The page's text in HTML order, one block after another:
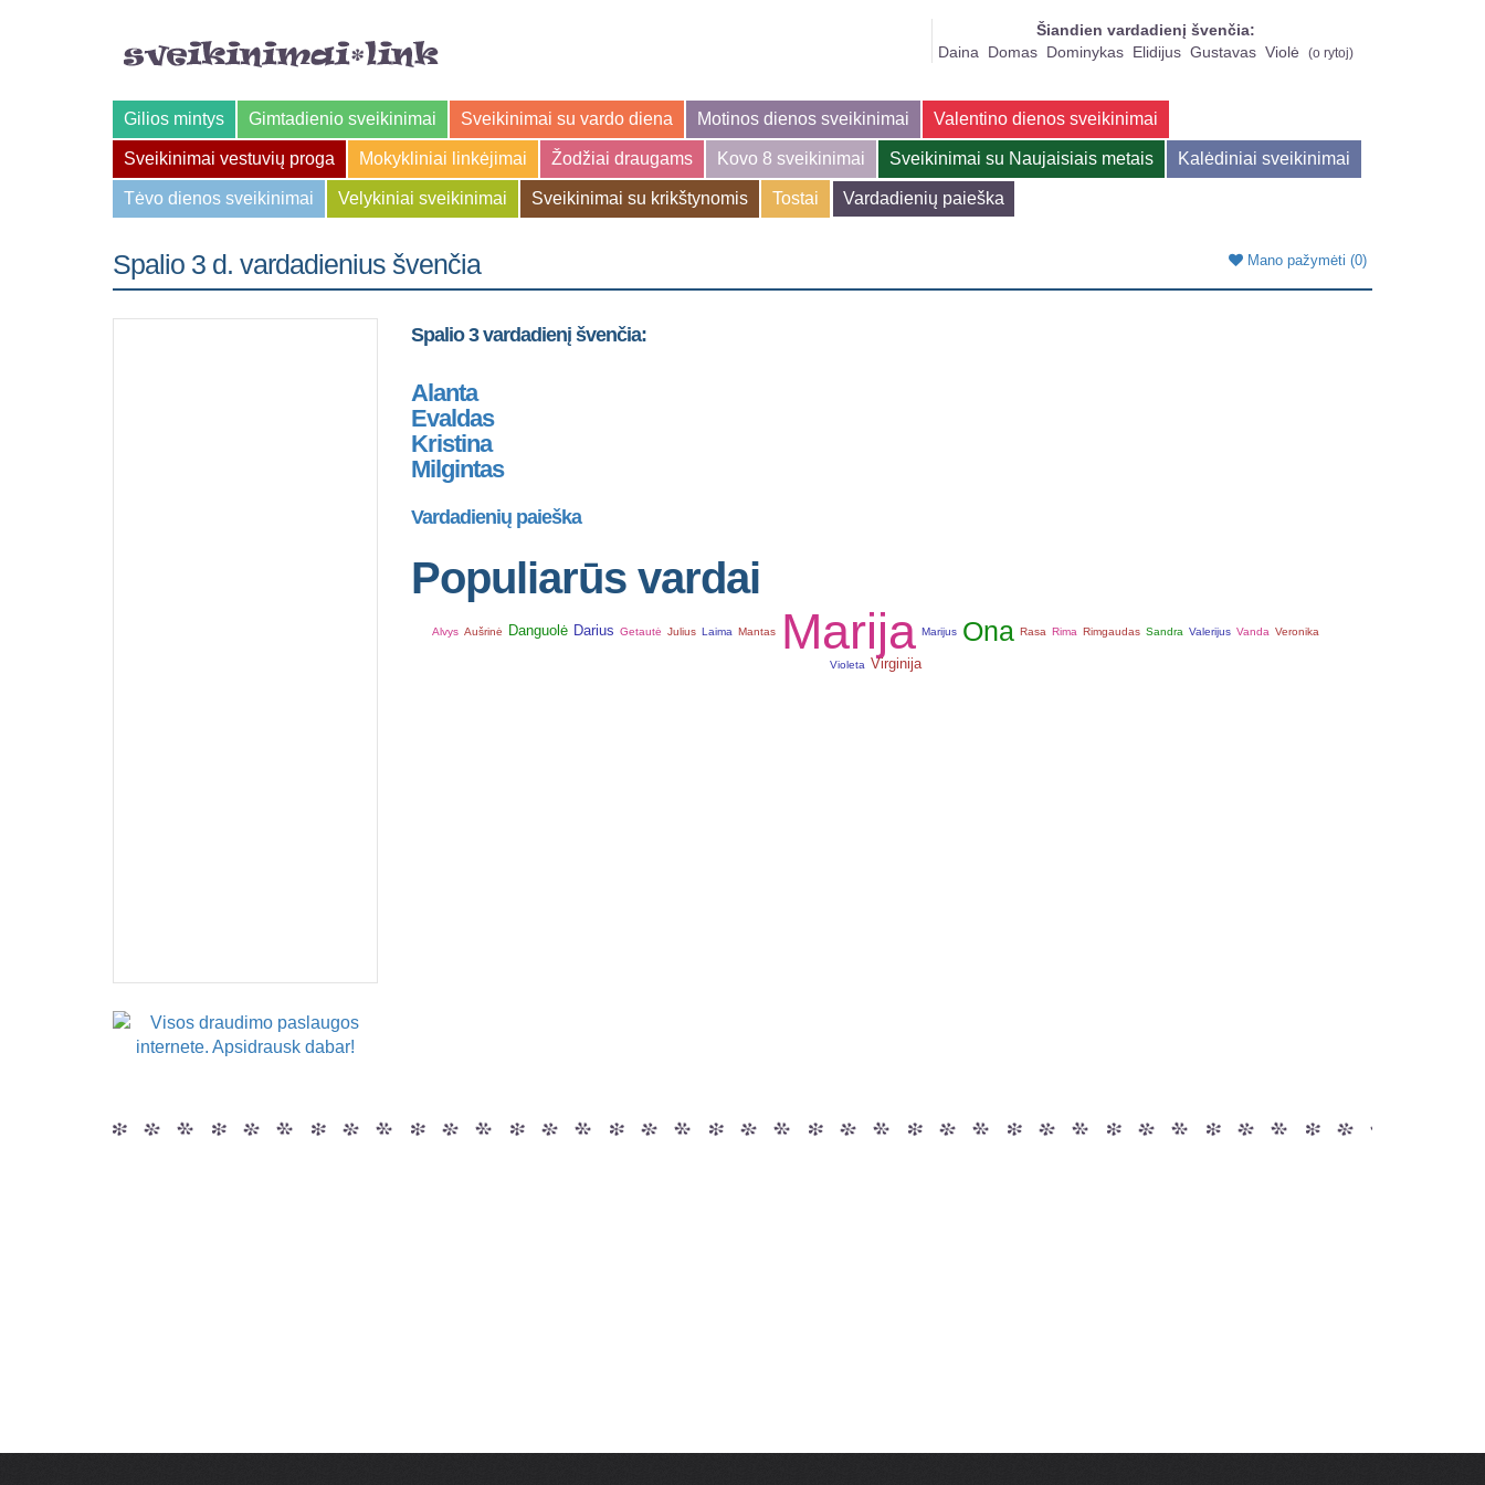
Šiandien vardadienį švenčia:
Daina
Domas Dominykas Elidijus Gustavas Violė (o rytoj)
Gilios mintys Gimtadienio sveikinimai Sveikinimai su vardo diena Motinos dienos sveikinimai Valentino dienos sveikinimai
Sveikinimai vestuvių proga Mokykliniai linkėjimai Žodžiai draugams Kovo 8 sveikinimai Sveikinimai su Naujaisiais metais Kalėdiniai sveikinimai
Tėvo dienos sveikinimai Velykiniai sveikinimai Sveikinimai su krikštynomis Tostai Vardadienių paieška
Mano pažymėti (0)
Spalio 3 d. vardadienius švenčia
Spalio 3 vardadienį švenčia:
Alanta
Evaldas
Kristina
Milgintas
Vardadienių paieška
Populiarūs vardai
Alvys Aušrinė Danguolė Darius Getautė Julius Laima Mantas Marija Marijus Ona Rasa Rima Rimgaudas Sandra Valerijus Vanda Veronika
Violeta Virginija